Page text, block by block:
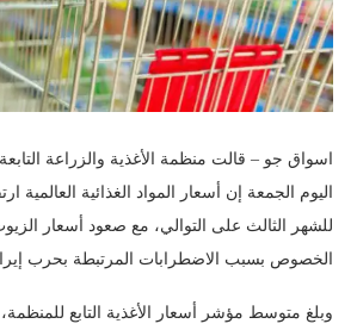
اسواق جو – قالت منظمة الأغذية والزراعة
اليوم الجمعة ‌إن أسعار المواد الغذائية
للشهر الثالث على ​التوالي، مع صعود أسعار
الخصوص بسبب الاضطرابات المرتبطة ​بحرب
وبلغ متوسط مؤشر أسعار الأغذية التابع